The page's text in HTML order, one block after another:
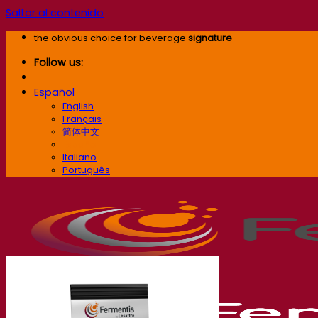
Saltar al contenido
the obvious choice for beverage signature
Follow us:
Español
English
Français
简体中文
Italiano
Português